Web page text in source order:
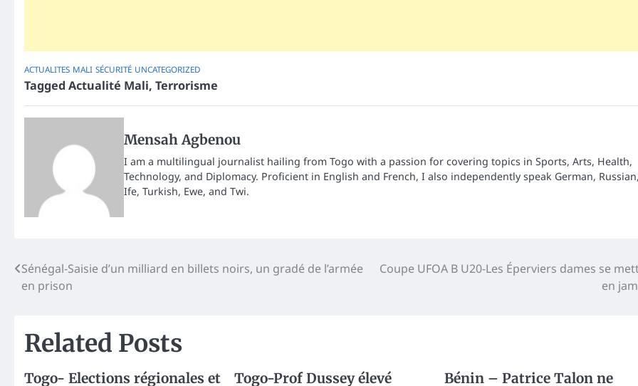
ACTUALITES MALI SÉCURITÉ UNCATEGORIZED
Tagged Actualité Mali, Terrorisme
Mensah Agbenou
I am a multilingual journalist hailing from Togo with a passion for covering topics in Sports, Arts, Health,
Technology, and Diplomacy. Proficient in English and French, I also independently speak German,
Ife, Turkish, Ewe, and Twi.
Post
navigation
Sénégal-Saisie d’un milliard en billets noirs, un gradé de l’armée
en prison
Coupe UFOA B U20-Les Éperviers dames se
en
Related Posts
Togo- Elections régionales et
Togo-Prof Dussey élevé
Bénin – Patrice Talon ne